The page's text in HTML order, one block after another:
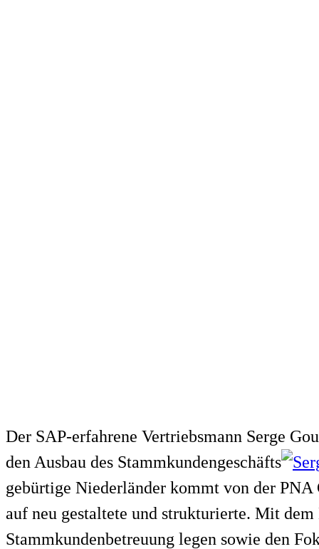
Der SAP-erfahrene Vertriebsmann Serge
den Ausbau des Stammkundengeschäfts
gebürtige Niederländer kommt von der
auf neu gestaltete und strukturierte. Mit
Stammkundenbetreuung legen sowie den